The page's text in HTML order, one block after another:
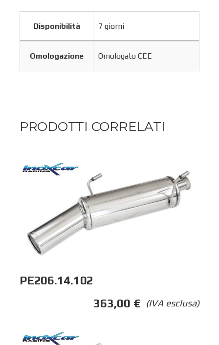
Disponibilità 7 giorni
Omologazione Omologato CEE
PRODOTTI CORRELATI
PE206.14.102
(IVA esclusa)
363,00 €